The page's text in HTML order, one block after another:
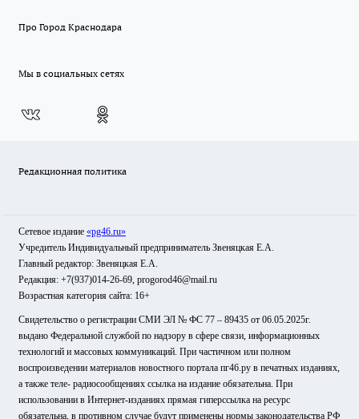
Про Город Краснодара
Мы в социальных сетях
Редакционная политика
Сетевое издание «pg46.ru»
Учредитель Индивидуальный предприниматель Звеняцкая Е.А.
Главный редактор: Звеняцкая Е.А.
Редакция: +7(937)014-26-69, progorod46@mail.ru
Возрастная категория сайта: 16+
Свидетельство о регистрации СМИ ЭЛ № ФС 77 – 89435 от 06.05.2025г.
выдано Федеральной службой по надзору в сфере связи, информационных
технологий и массовых коммуникаций. При частичном или полном
воспроизведении материалов новостного портала пг46.ру в печатных изданиях,
а также теле- радиосообщениях ссылка на издание обязательна. При
использовании в Интернет-изданиях прямая гиперссылка на ресурс
обязательна, в противном случае будут применены нормы законодательства РФ